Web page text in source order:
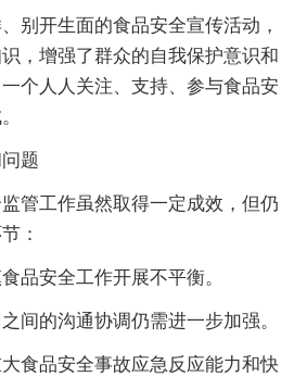
别开生面的食品安全宣传活动，
，增强了群众的自我保护意识和
个人人关注、支持、参与食品安
题
管工作虽然取得一定成效，但仍
：
品安全工作开展不平衡。
间的沟通协调仍需进一步加强。
大食品安全事故应急反应能力和快